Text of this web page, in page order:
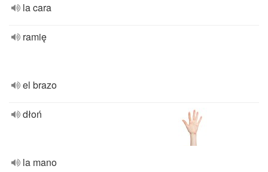
la cara
ramię
el brazo
dłoń
la mano